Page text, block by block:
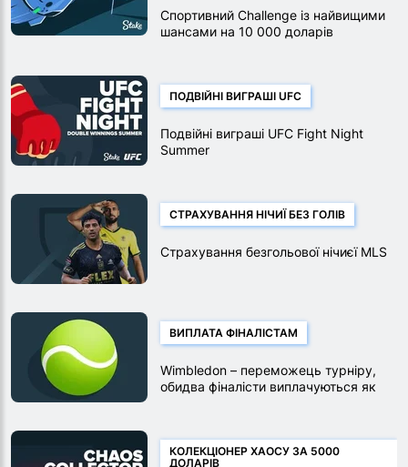
Спортивний Challenge із найвищими
шансами на 10 000 доларів
ПОДВІЙНІ ВИГРАШІ UFC
Подвійні виграші UFC Fight Night
Summer
СТРАХУВАННЯ НІЧИЇ БЕЗ ГОЛІВ
Страхування безгольової нічиєї MLS
ВИПЛАТА ФІНАЛІСТАМ
Wimbledon – переможець турніру,
обидва фіналісти виплачуються як
КОЛЕКЦІОНЕР ХАОСУ ЗА 5000
ДОЛАРІВ